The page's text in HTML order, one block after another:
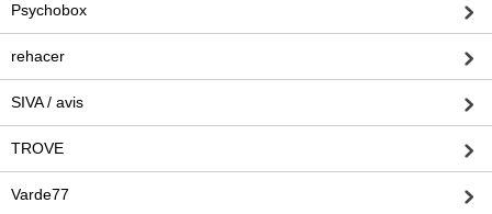
Psychobox
rehacer
SIVA / avis
TROVE
Varde77